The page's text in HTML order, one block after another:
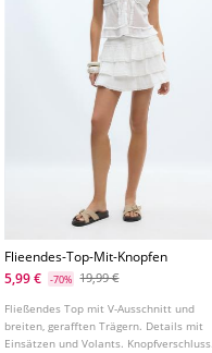
Flieendes-Top-Mit-Knopfen
5,99 €
-70% 19,99 €
Fließendes Top mit V-Ausschnitt und
breiten, gerafften Trägern. Details mit
Einsätzen und Volants. Knopfverschluss